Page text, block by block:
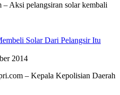
Aksi pelangsiran solar kembali
Solar Dari Pelangsir Itu
2014
– Kepala Kepolisian Daerah